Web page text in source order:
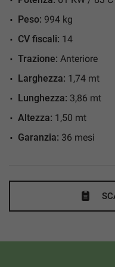
Controllo trazione
Cruise Control
ESP
Fari full-LED
Fari LED
Fendinebbia
Isofix
Limitatore di velocità
Luci diurne LED
Peso: 994 kg
CV fiscali: 14
Trazione: Anteriore
Larghezza: 1,74 mt
Lunghezza: 3,86 mt
Altezza: 1,50 mt
Garanzia: 36 mesi